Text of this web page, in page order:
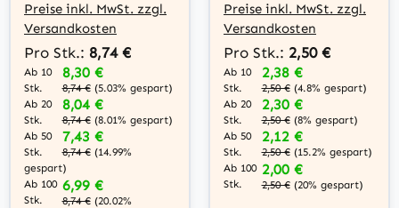
Preise inkl. MwSt. zzgl.
Versandkosten
Pro Stk.: 8,74 €
Ab 10
Stk.
8,30 €
8,74 € (5.03% gespart)
Ab 20
Stk.
8,04 €
8,74 € (8.01% gespart)
Ab 50
Stk.
7,43 €
8,74 € (14.99%
gespart)
Ab 100
Stk.
6,99 €
8,74 € (20.02%
Preise inkl. MwSt. zzgl.
Versandkosten
Pro Stk.: 2,50 €
Ab 10
Stk.
2,38 €
2,50 € (4.8% gespart)
Ab 20
Stk.
2,30 €
2,50 € (8% gespart)
Ab 50
Stk.
2,12 €
2,50 € (15.2% gespart)
Ab 100
Stk.
2,00 €
2,50 € (20% gespart)